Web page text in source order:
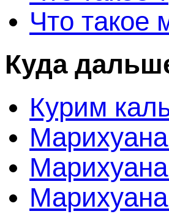
Что такое
Куда
Курим